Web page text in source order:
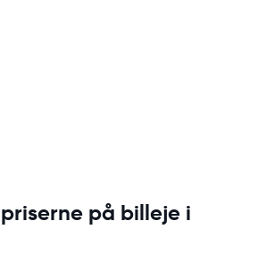
på billeje i